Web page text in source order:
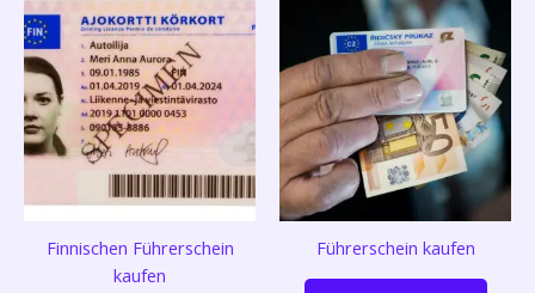
Finnischen Führerschein
kaufen
Führerschein kaufen